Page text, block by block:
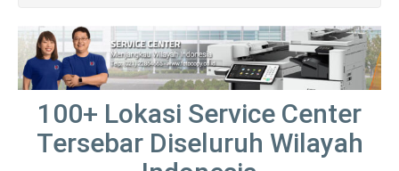
100+ Lokasi Service Center
Tersebar Diseluruh Wilayah